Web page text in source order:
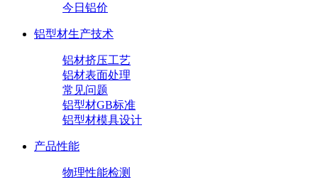
今日铝价
铝型材生产技术
铝材挤压工艺
铝材表面处理
常见问题
铝型材GB标准
铝型材模具设计
产品性能
物理性能检测